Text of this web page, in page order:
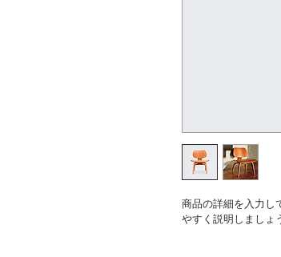
商品の詳細を入力し
やすく説明しましょ